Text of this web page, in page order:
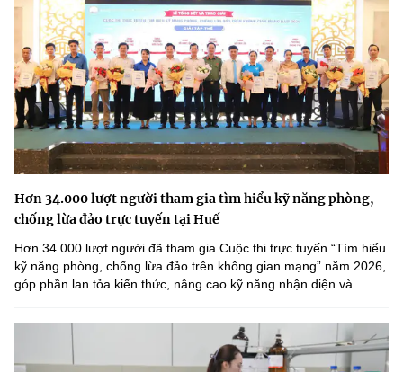
Hơn 34.000 lượt người tham gia tìm hiểu kỹ năng phòng,
chống lừa đảo trực tuyến tại Huế
Hơn 34.000 lượt người đã tham gia Cuộc thi trực tuyến “Tìm hiểu
kỹ năng phòng, chống lừa đảo trên không gian mạng” năm 2026,
góp phần lan tỏa kiến thức, nâng cao kỹ năng nhận diện và...